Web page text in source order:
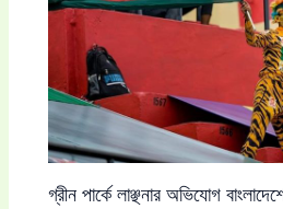
গ্রীন পার্কে লাঞ্ছনার অভিযোগ